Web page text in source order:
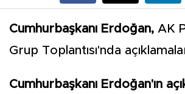
Cumhurbaşkanı Erdoğan, AK
Grup Toplantısı'nda
Cumhurbaşkanı Erdoğan'ın